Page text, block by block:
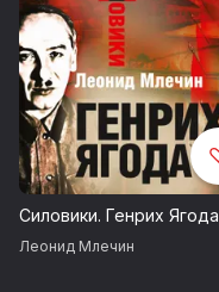
Силовики. Генрих Ягода
Леонид Млечин